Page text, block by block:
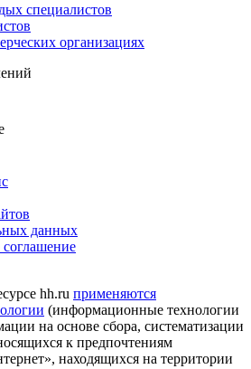
специалистов
организациях
данных
соглашение
hh.ru применяются
(информационные технологии
на основе сбора, систематизации
к предпочтениям
находящихся на территории